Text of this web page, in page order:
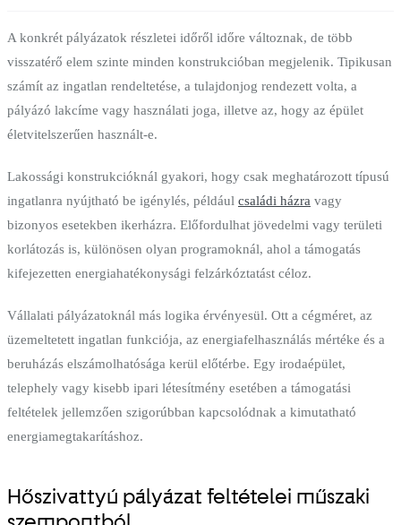
A konkrét pályázatok részletei időről időre változnak, de több
visszatérő elem szinte minden konstrukcióban megjelenik. Tipikusan
számít az ingatlan rendeltetése, a tulajdonjog rendezett volta, a
pályázó lakcíme vagy használati joga, illetve az, hogy az épület
életvitelszerűen használt-e.
Lakossági konstrukcióknál gyakori, hogy csak meghatározott típusú
ingatlanra nyújtható be igénylés, például családi házra vagy
bizonyos esetekben ikerházra. Előfordulhat jövedelmi vagy területi
korlátozás is, különösen olyan programoknál, ahol a támogatás
kifejezetten energiahatékonysági felzárkóztatást céloz.
Vállalati pályázatoknál más logika érvényesül. Ott a cégméret, az
üzemeltetett ingatlan funkciója, az energiafelhasználás mértéke és a
beruházás elszámolhatósága kerül előtérbe. Egy irodaépület,
telephely vagy kisebb ipari létesítmény esetében a támogatási
feltételek jellemzően szigorúbban kapcsolódnak a kimutatható
energiamegtakarításhoz.
Hőszivattyú pályázat feltételei műszaki